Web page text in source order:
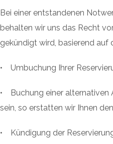
Bei einer entstandenen
behalten wir uns das Recht
gekündigt wird, basierend auf
• Umbuchung Ihrer
• Buchung einer alternativen
sein, so erstatten wir Ihnen
• Kündigung der